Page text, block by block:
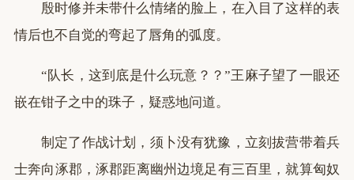
殷时修并未带什么情绪的脸上，在入目了这样的表
情后也不自觉的弯起了唇角的弧度。
“队长，这到底是什么玩意？？”王麻子望了一眼还
嵌在钳子之中的珠子，疑惑地问道。
制定了作战计划，须卜没有犹豫，立刻拔营带着兵
士奔向涿郡，涿郡距离幽州边境足有三百里，就算匈奴